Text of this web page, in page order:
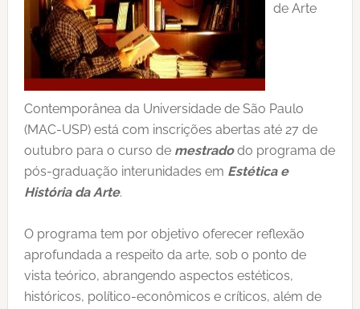
de Arte
Contemporânea da Universidade de São Paulo
(MAC-USP) está com inscrições abertas até 27 de
outubro para o curso de mestradodo programa de
pós-graduação interunidades em Estética e
História da Arte.
O programa tem por objetivo oferecer reflexão
aprofundada a respeito da arte, sob o ponto de
vista teórico, abrangendo aspectos estéticos,
históricos, político-econômicos e críticos, além de